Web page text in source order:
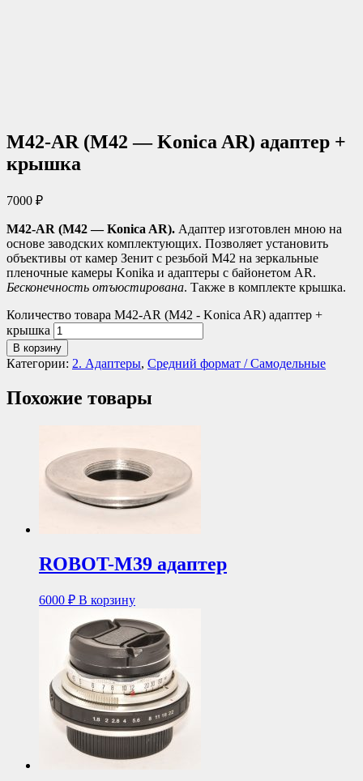
M42-AR (М42 — Konica AR) адаптер +
крышка
7000 ₽
M42-AR (М42 — Konica AR). Адаптер изготовлен мною на
основе заводских комплектующих. Позволяет установить
объективы от камер Зенит с резьбой М42 на зеркальные
пленочные камеры Konika и адаптеры с байонетом AR.
Бесконечность отъюстирована. Также в комплекте крышка.
Количество товара M42-AR (М42 - Konica AR) адаптер +
крышка
В корзину
Категории: 2. Адаптеры, Средний формат / Самодельные
Похожие товары
ROBOT-M39 адаптер
6000 ₽ В корзину